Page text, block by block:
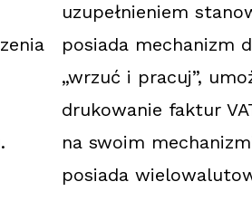
uzupełnieniem
posiada mechanizm
„wrzuć i pracuj”,
drukowanie faktur
na swoim
posiada